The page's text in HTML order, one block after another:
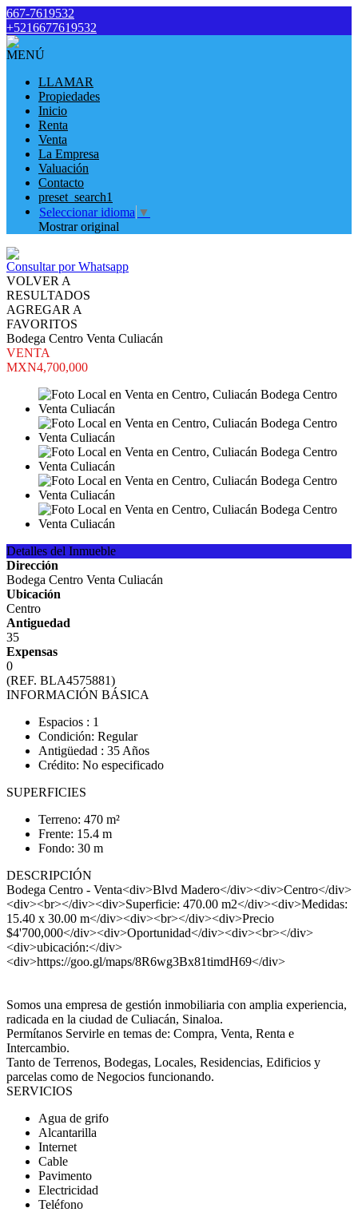
667-7619532
+5216677619532
MENÚ
LLAMAR
Propiedades
Inicio
Renta
Venta
La Empresa
Valuación
Contacto
preset_search1
Seleccionar idioma ▼
Mostrar original
Consultar por Whatsapp
VOLVER A
RESULTADOS
AGREGAR A
FAVORITOS
Bodega Centro Venta Culiacán
VENTA
MXN4,700,000
Detalles del Inmueble
Dirección
Bodega Centro Venta Culiacán
Ubicación
Centro
Antiguedad
35
Expensas
0
(REF. BLA4575881)
INFORMACIÓN BÁSICA
Espacios : 1
Condición: Regular
Antigüedad : 35 Años
Crédito: No especificado
SUPERFICIES
Terreno: 470 m²
Frente: 15.4 m
Fondo: 30 m
DESCRIPCIÓN
Bodega Centro - Venta<div>Blvd Madero</div><div>Centro</div>
<div><br></div><div>Superficie: 470.00 m2</div><div>Medidas:
15.40 x 30.00 m</div><div><br></div><div>Precio
$4'700,000</div><div>Oportunidad</div><div><br></div>
<div>ubicación:</div>
<div>https://goo.gl/maps/8R6wg3Bx81timdH69</div>
Somos una empresa de gestión inmobiliaria con amplia experiencia,
radicada en la ciudad de Culiacán, Sinaloa.
Permítanos Servirle en temas de: Compra, Venta, Renta e
Intercambio.
Tanto de Terrenos, Bodegas, Locales, Residencias, Edificios y
parcelas como de Negocios funcionando.
SERVICIOS
Agua de grifo
Alcantarilla
Internet
Cable
Pavimento
Electricidad
Teléfono